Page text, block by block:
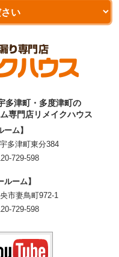
多津町・多度津町の
専門店リメイクハウス
ーム】
多津町東分384
729-598
ルーム】
市妻鳥町972-1
729-598